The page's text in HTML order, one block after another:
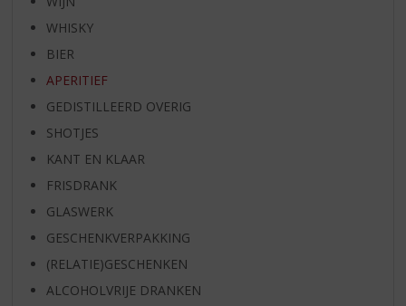
WHISKY
BIER
APERITIEF
GEDISTILLEERD OVERIG
SHOTJES
KANT EN KLAAR
FRISDRANK
GLASWERK
GESCHENKVERPAKKING
(RELATIE)GESCHENKEN
ALCOHOLVRIJE DRANKEN